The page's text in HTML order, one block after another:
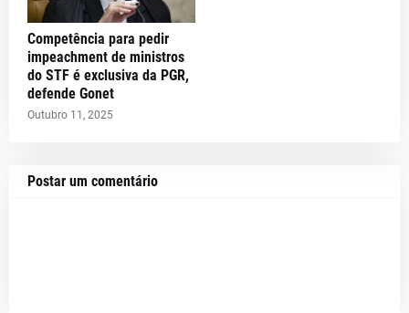
Competência para pedir
impeachment de ministros
do STF é exclusiva da PGR,
defende Gonet
Outubro 11, 2025
Postar um comentário